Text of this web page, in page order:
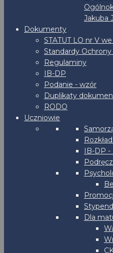
Jakuba
Dokumenty
STATUT LO nr V
Standardy Ochrony
Regulaminy
IB-DP
Podanie - wzór
Duplikaty
RODO
Uczniowie
IB-DP -
Dla